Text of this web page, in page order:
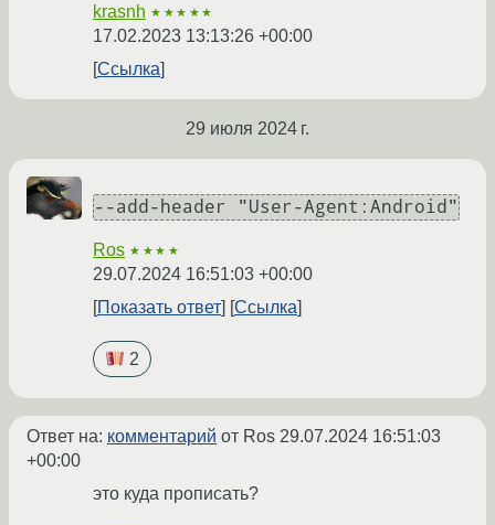
krasnh ★★★★★
17.02.2023 13:13:26 +00:00
Ссылка
29 июля 2024 г.
--add-header "User-Agent:Android"
Ros ★★★★
29.07.2024 16:51:03 +00:00
Показать ответ
Ссылка
2
Ответ на: комментарий от Ros 29.07.2024 16:51:03
+00:00
это куда прописать?